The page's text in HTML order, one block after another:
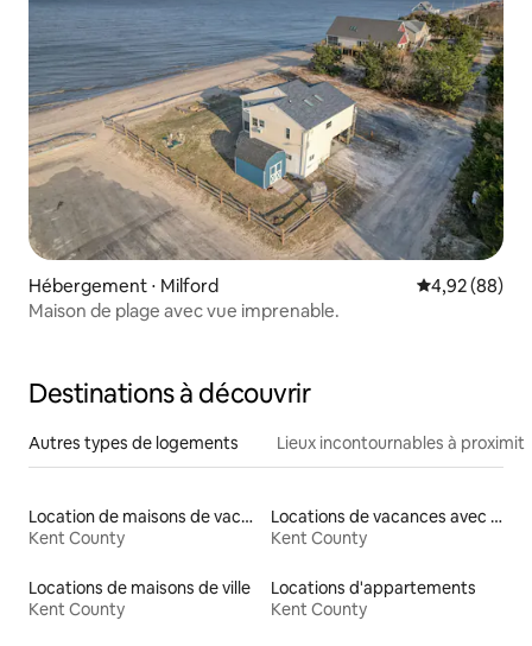
Hébergement ⋅ Milford Évaluation
4,92 (88)
Maison de plage avec vue imprenable.
Destinations à découvrir
Autres types de logements Lieux incontournables à
Location de maisons de vacances
Kent County
Locations de vacances avec piscine
Kent County
Locations de maisons de ville
Kent County
Locations d'appartements
Kent County